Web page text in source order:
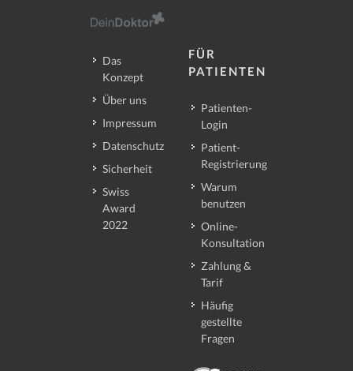
Das
Konzept
Über uns
Impressum
Datenschutz
Sicherheit
Swiss
Award
2022
FÜR
PATIENTEN
Patienten-
Login
Patient-
Registrierung
Warum
benutzen
Online-
Konsultation
Zahlung &
Tarif
Häufig
gestellte
Fragen